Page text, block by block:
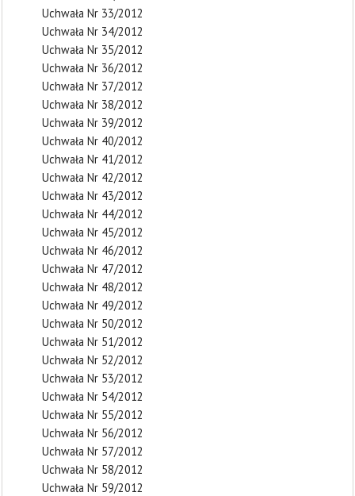
Uchwała Nr 33/2012
Uchwała Nr 34/2012
Uchwała Nr 35/2012
Uchwała Nr 36/2012
Uchwała Nr 37/2012
Uchwała Nr 38/2012
Uchwała Nr 39/2012
Uchwała Nr 40/2012
Uchwała Nr 41/2012
Uchwała Nr 42/2012
Uchwała Nr 43/2012
Uchwała Nr 44/2012
Uchwała Nr 45/2012
Uchwała Nr 46/2012
Uchwała Nr 47/2012
Uchwała Nr 48/2012
Uchwała Nr 49/2012
Uchwała Nr 50/2012
Uchwała Nr 51/2012
Uchwała Nr 52/2012
Uchwała Nr 53/2012
Uchwała Nr 54/2012
Uchwała Nr 55/2012
Uchwała Nr 56/2012
Uchwała Nr 57/2012
Uchwała Nr 58/2012
Uchwała Nr 59/2012